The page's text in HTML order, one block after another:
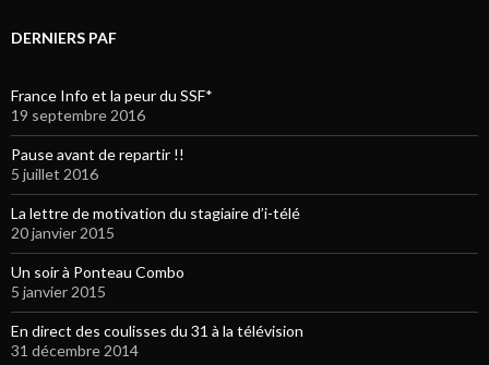
DERNIERS PAF
France Info et la peur du SSF*
19 septembre 2016
Pause avant de repartir !!
5 juillet 2016
La lettre de motivation du stagiaire d’i-télé
20 janvier 2015
Un soir à Ponteau Combo
5 janvier 2015
En direct des coulisses du 31 à la télévision
31 décembre 2014